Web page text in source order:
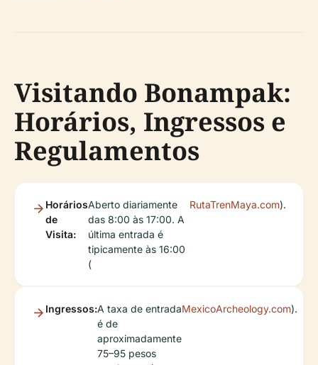
Visitando Bonampak:
Horários, Ingressos e
Regulamentos
Horários
de
Visita:
Aberto diariamente
das 8:00 às 17:00. A
última entrada é
tipicamente às 16:00
(
RutaTrenMaya.com).
Ingressos:A taxa de entrada
é de
aproximadamente
75–95 pesos
MexicoArcheology.com).